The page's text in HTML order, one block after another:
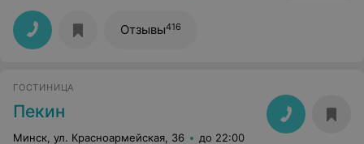
Отзывы416
ГОСТИНИЦА
Пекин
Минск, ул. Красноармейская, 36 до 22:00